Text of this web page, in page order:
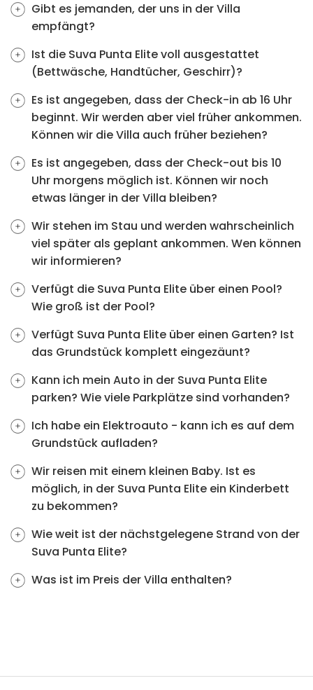
Gibt es jemanden, der uns in der Villa
empfängt?
Ist die Suva Punta Elite voll ausgestattet
(Bettwäsche, Handtücher, Geschirr)?
Es ist angegeben, dass der Check-in ab 16 Uhr
beginnt. Wir werden aber viel früher ankommen.
Können wir die Villa auch früher beziehen?
Es ist angegeben, dass der Check-out bis 10
Uhr morgens möglich ist. Können wir noch
etwas länger in der Villa bleiben?
Wir stehen im Stau und werden wahrscheinlich
viel später als geplant ankommen. Wen können
wir informieren?
Verfügt die Suva Punta Elite über einen Pool?
Wie groß ist der Pool?
Verfügt Suva Punta Elite über einen Garten? Ist
das Grundstück komplett eingezäunt?
Kann ich mein Auto in der Suva Punta Elite
parken? Wie viele Parkplätze sind vorhanden?
Ich habe ein Elektroauto - kann ich es auf dem
Grundstück aufladen?
Wir reisen mit einem kleinen Baby. Ist es
möglich, in der Suva Punta Elite ein Kinderbett
zu bekommen?
Wie weit ist der nächstgelegene Strand von der
Suva Punta Elite?
Was ist im Preis der Villa enthalten?